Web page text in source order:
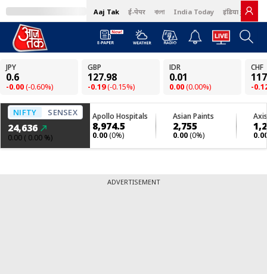
Aaj Tak ई-पेपर বাংলা India Today इंडिया टुडे हिंदी
ADVERTISEMENT